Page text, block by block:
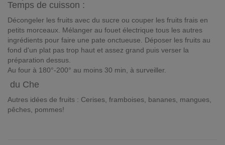
Temps de cuisson :
Décongeler les fruits avec du sucre ou couper les fruits frais en
petits morceaux. Mélanger au fouet électrique tous les autres
ingrédients pour faire une pate onctueuse. Déposer les fruits au
fond d'un plat pas trop haut et assez grand puis verser la
préparation dessus.
Au four à 180°-200° au moins 30 min, à surveiller.
du Che
Autres idées de fruits : Cerises, framboises, bananes, mangues,
pêches, pommes!